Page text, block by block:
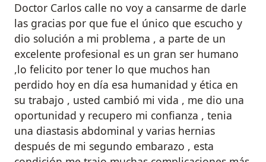
Doctor Carlos calle no voy a cansarme de darle
las gracias por que fue el único que escucho y
dio solución a mi problema , a parte de un
excelente profesional es un gran ser humano
,lo felicito por tener lo que muchos han
perdido hoy en día esa humanidad y ética en
su trabajo , usted cambió mi vida , me dio una
oportunidad y recupero mi confianza , tenia
una diastasis abdominal y varias hernias
después de mi segundo embarazo , esta